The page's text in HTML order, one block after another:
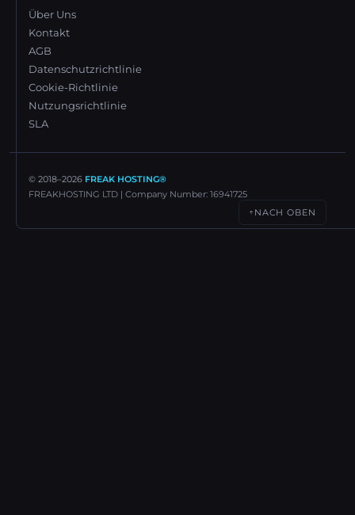
Über Uns
Kontakt
AGB
Datenschutzrichtlinie
Cookie-Richtlinie
Nutzungsrichtlinie
SLA
© 2018–2026 FREAK HOSTING®
FREAKHOSTING LTD | Company Number: 16941725
↑ NACH OBEN